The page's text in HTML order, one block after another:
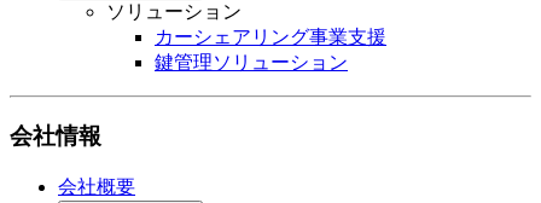
ソリューション
カーシェアリング事業支援
鍵管理ソリューション
会社情報
会社概要